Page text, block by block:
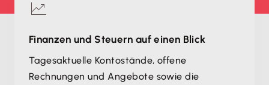
Finanzen und Steuern auf einen Blick
Tagesaktuelle Kontostände, offene
Rechnungen und Angebote sowie die